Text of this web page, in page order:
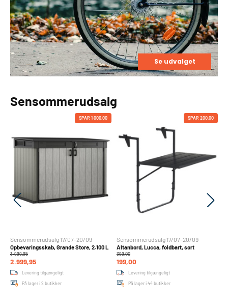
Se udvalget
Sensommerudsalg
SPAR 1.000,00
Opbevaringsskab, Grande Store, 2.100 L
Sensommerudsalg 17/07-20/09
3.999,95
2.999,95
Levering tilgængeligt
På lager i 2 butikker
SPAR 200,00
Altanbord, Lucca, foldbart, sort
Sensommerudsalg 17/07-20/09
399,00
199,00
Levering tilgængeligt
På lager i 44 butikker